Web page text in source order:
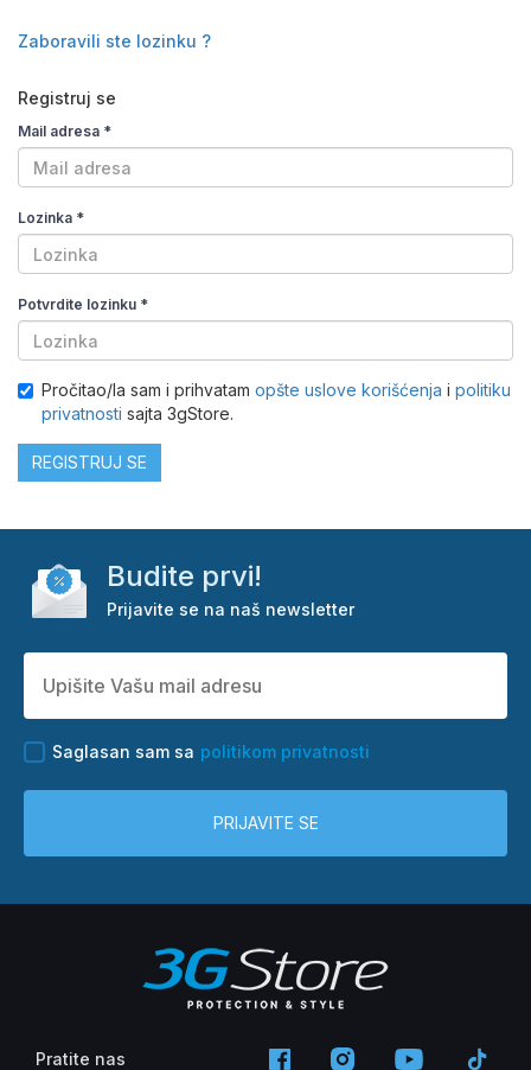
Zaboravili ste lozinku ?
Registruj se
Mail adresa *
Lozinka *
Potvrdite lozinku *
Pročitao/la sam i prihvatam opšte uslove korišćenja i politiku
privatnosti sajta 3gStore.
REGISTRUJ SE
Budite prvi!
Prijavite se na naš newsletter
Saglasan sam sa politikom privatnosti
PRIJAVITE SE
Pratite nas